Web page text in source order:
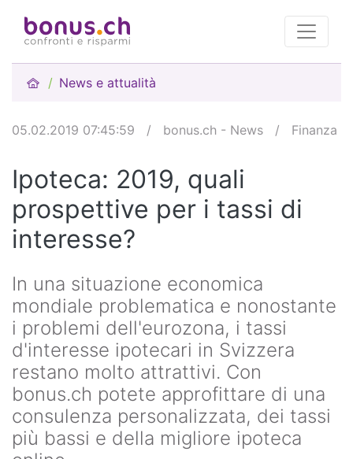
News e attualità
05.02.2019 07:45:59 / bonus.ch - News / Finanza
Ipoteca: 2019, quali
prospettive per i tassi di
interesse?
In una situazione economica
mondiale problematica e nonostante
i problemi dell'eurozona, i tassi
d'interesse ipotecari in Svizzera
restano molto attrattivi. Con
bonus.ch potete approfittare di una
consulenza personalizzata, dei tassi
più bassi e della migliore ipoteca